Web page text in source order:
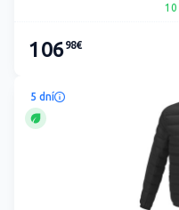
10
10698€
5 dní